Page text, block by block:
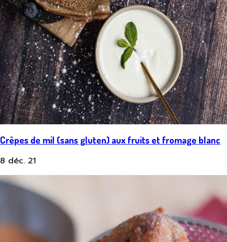
Crêpes de mil (sans gluten) aux fruits et fromage blanc
8 déc. 21